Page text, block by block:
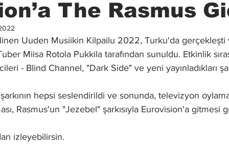
The Rasmus
Uuden Musiikin Kilpailu 2022, Turku'da gerçekleşti
Miisa Rotola Pukkila tarafından sunuldu. Etkinlik
- Blind Channel, "Dark Side" ve yeni yayınladıkları
şarkının hepsi seslendirildi ve sonunda, televizyon
Rasmus'un "Jezebel" şarkısıyla Eurovision'a gitmesi
izleyebilirsin.